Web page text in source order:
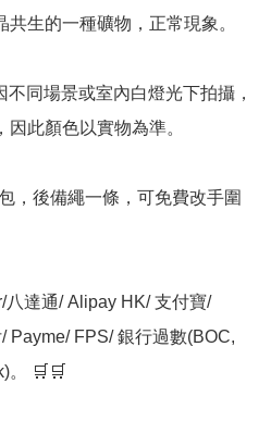
生的一種礦物，正常現象。
同場景或室內白燈光下拍攝，
此顏色以實物為準。
，後備繩一條，可免費改手圍
達通/ Alipay HK/ 支付寶/
Payme/ FPS/ 銀行過數(BOC,
。 🛒🛒